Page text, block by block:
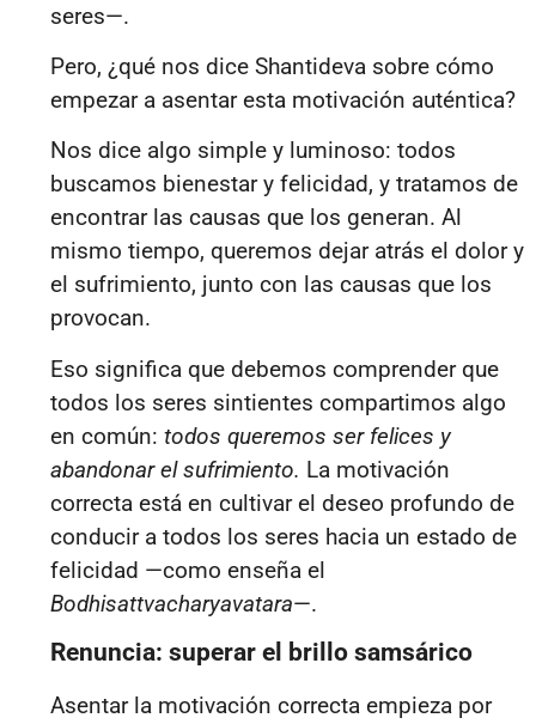
seres—.
Pero, ¿qué nos dice Shantideva sobre cómo
empezar a asentar esta motivación auténtica?
Nos dice algo simple y luminoso: todos
buscamos bienestar y felicidad, y tratamos de
encontrar las causas que los generan. Al
mismo tiempo, queremos dejar atrás el dolor y
el sufrimiento, junto con las causas que los
provocan.
Eso significa que debemos comprender que
todos los seres sintientes compartimos algo
en común: todos queremos ser felices y
abandonar el sufrimiento. La motivación
correcta está en cultivar el deseo profundo de
conducir a todos los seres hacia un estado de
felicidad —como enseña el
Bodhisattvacharyavatara—.
Renuncia: superar el brillo samsárico
Asentar la motivación correcta empieza por